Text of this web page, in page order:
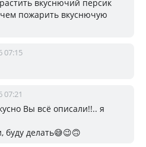
вкуснючий персик
пожарить вкуснючую
07:15
07:21
Вы всё описали!!.. я
буду делать😅😉🙃